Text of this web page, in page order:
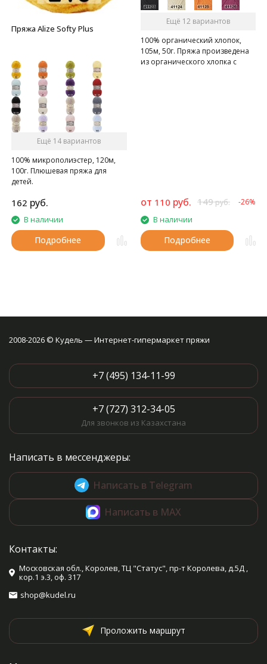
Пряжа Alize Softy Plus
Ещё 14 вариантов
100% микрополиэстер, 120м,
100г. Плюшевая пряжа для
детей.
162 руб.
В наличии
Подробнее
Ещё 12 вариантов
100% органический хлопок,
105м, 50г. Пряжа произведена
из органического хлопка с
от 110 руб. 149руб. -26%
В наличии
Подробнее
2008-2026 © Кудель — Интернет-гипермаркет пряжи
+7 (495) 134-11-99
+7 (727) 312-34-05
Для звонков из Казахстана
Написать в мессенджеры:
Написать в Telegram
Написать в MAX
Контакты:
Московская обл., Королев, ТЦ "Статус", пр-т Королева, д.5Д ,
кор.1 э.3, оф. 317
shop@kudel.ru
Проложить маршрут